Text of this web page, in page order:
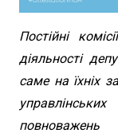
Постійні
діяльності
саме на їхніх